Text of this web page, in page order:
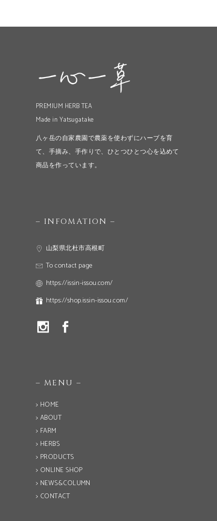
PREMIUM HERB TEA
Made in Yatsugatake
八ヶ岳の自家農園で農薬を使わずにハーブを育
て、手摘み、手作りで、ひとつひとつ心を込めて
商品を作っています。
– INFOMATION –
山梨県北杜市高根町
To contact page
https://issin-issou.com/
https://shop.issin-issou.com/
– MENU –
> HOME
> ABOUT
> FARM
> HERBS
> PRODUCTS
> ONLINE SHOP
> NEWS&COLUMN
> CONTACT